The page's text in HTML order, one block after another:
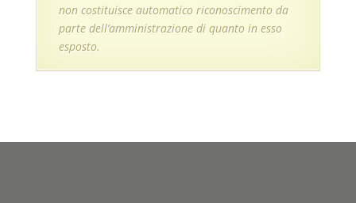
non costituisce automatico riconoscimento da
parte dell’amministrazione di quanto in esso
esposto.